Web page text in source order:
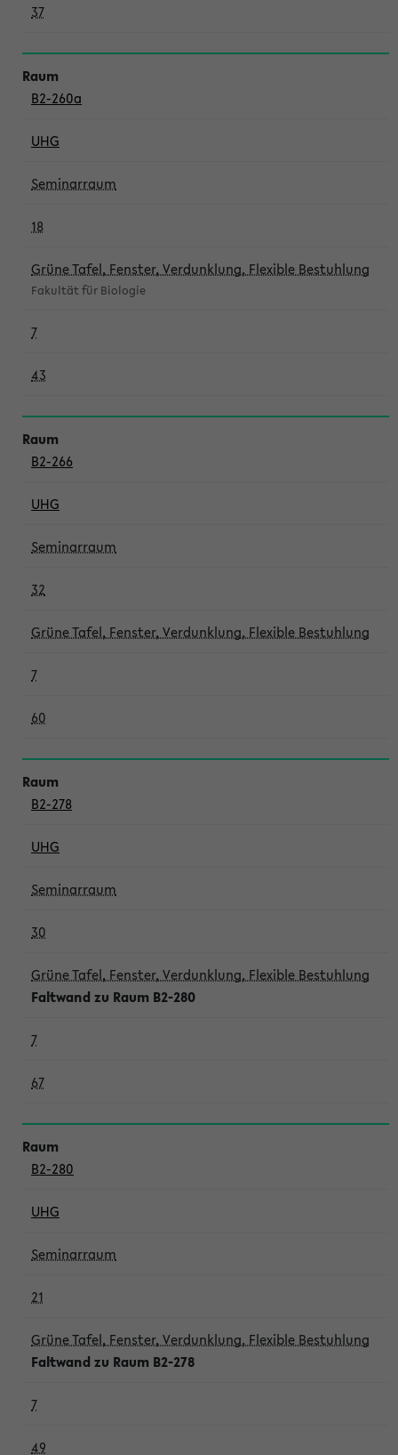
37
B2-260a
UHG
Seminarraum
18
Grüne Tafel, Fenster, Verdunklung, Flexible Bestuhlung
Fakultät für Biologie
7
43
B2-266
UHG
Seminarraum
32
Grüne Tafel, Fenster, Verdunklung, Flexible Bestuhlung
7
60
B2-278
UHG
Seminarraum
30
Grüne Tafel, Fenster, Verdunklung, Flexible Bestuhlung
Faltwand zu Raum B2-280
7
67
B2-280
UHG
Seminarraum
21
Grüne Tafel, Fenster, Verdunklung, Flexible Bestuhlung
Faltwand zu Raum B2-278
7
49